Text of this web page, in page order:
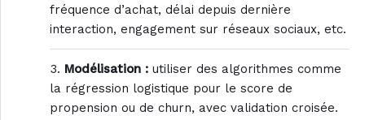
fréquence d’achat, délai depuis dernière
interaction, engagement sur réseaux sociaux, etc.
Modélisation : utiliser des algorithmes comme
la régression logistique pour le score de
propension ou de churn, avec validation croisée.